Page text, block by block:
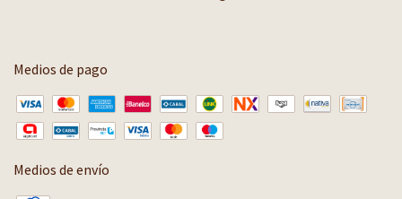
Medios de pago
Medios de envío